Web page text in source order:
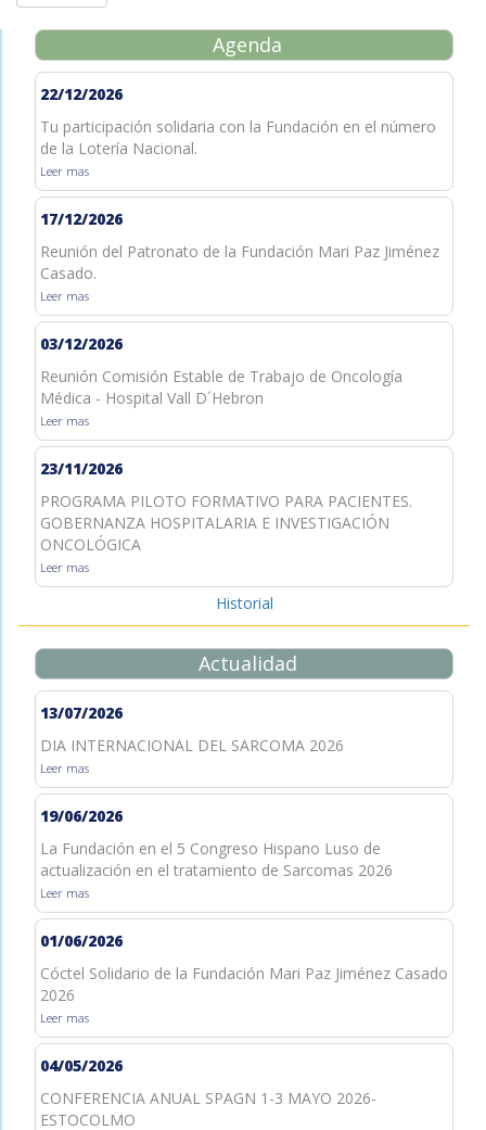
Agenda
22/12/2026
Tu participación solidaria con la Fundación en el número
de la Lotería Nacional.
Leer mas
17/12/2026
Reunión del Patronato de la Fundación Mari Paz Jiménez
Casado.
Leer mas
03/12/2026
Reunión Comisión Estable de Trabajo de Oncología
Médica - Hospital Vall D´Hebron
Leer mas
23/11/2026
PROGRAMA PILOTO FORMATIVO PARA PACIENTES.
GOBERNANZA HOSPITALARIA E INVESTIGACIÓN
ONCOLÓGICA
Leer mas
Historial
Actualidad
13/07/2026
DIA INTERNACIONAL DEL SARCOMA 2026
Leer mas
19/06/2026
La Fundación en el 5 Congreso Hispano Luso de
actualización en el tratamiento de Sarcomas 2026
Leer mas
01/06/2026
Cóctel Solidario de la Fundación Mari Paz Jiménez Casado
2026
Leer mas
04/05/2026
CONFERENCIA ANUAL SPAGN 1-3 MAYO 2026-
ESTOCOLMO